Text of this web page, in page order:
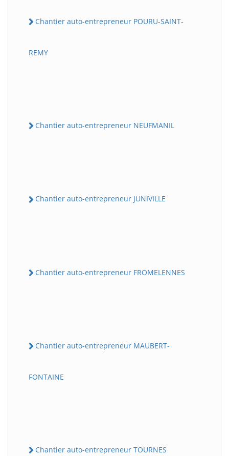
Chantier auto-entrepreneur POURU-SAINT-
REMY
Chantier auto-entrepreneur NEUFMANIL
Chantier auto-entrepreneur JUNIVILLE
Chantier auto-entrepreneur FROMELENNES
Chantier auto-entrepreneur MAUBERT-
FONTAINE
Chantier auto-entrepreneur TOURNES